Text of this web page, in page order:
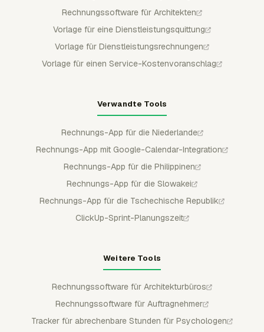
Rechnungssoftware für Architekten
Vorlage für eine Dienstleistungsquittung
Vorlage für Dienstleistungsrechnungen
Vorlage für einen Service-Kostenvoranschlag
Verwandte Tools
Rechnungs-App für die Niederlande
Rechnungs-App mit Google-Calendar-Integration
Rechnungs-App für die Philippinen
Rechnungs-App für die Slowakei
Rechnungs-App für die Tschechische Republik
ClickUp-Sprint-Planungszeit
Weitere Tools
Rechnungssoftware für Architekturbüros
Rechnungssoftware für Auftragnehmer
Tracker für abrechenbare Stunden für Psychologen